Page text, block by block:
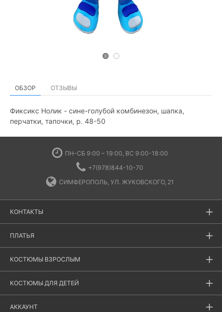
ОБЗОР ОТЗЫВЫ
Фиксикс Нолик - сине-голубой комбинезон, шапка,
перчатки, тапочки, р. 48-50
ПН-СБ 9:00 – 19:00, ВС 9:00-18:00
+7(978)844-10-70
СИМФЕРОПОЛЬ, УЛ. ЖУКОВСКОГО, 21
КОНТАКТЫ
ПЛАТЬЯ
КОСТЮМЫ ВЗРОСЛЫМ
КОСТЮМЫ ДЛЯ ДЕТЕЙ
АККАУНТ